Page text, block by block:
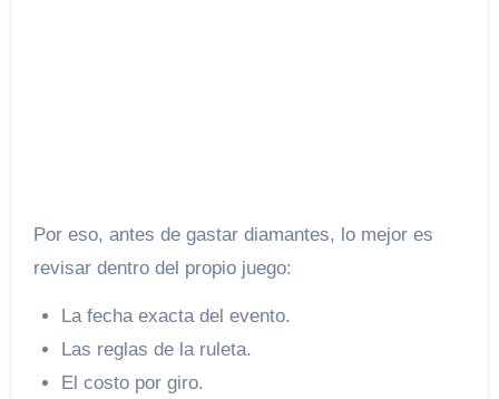
Por eso, antes de gastar diamantes, lo mejor es
revisar dentro del propio juego:
La fecha exacta del evento.
Las reglas de la ruleta.
El costo por giro.